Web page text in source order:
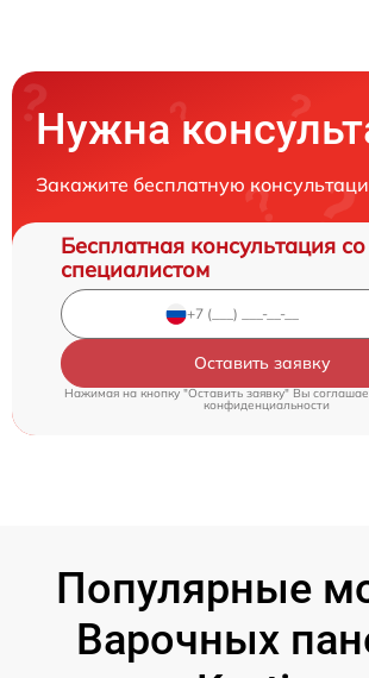
Нужна
Закажите бесплатную
Бесплатная консультация со
специалистом
Оставить заявку
Нажимая на кнопку "Оставить заявку" Вы
конфиденциальности
Популярные
Варочных